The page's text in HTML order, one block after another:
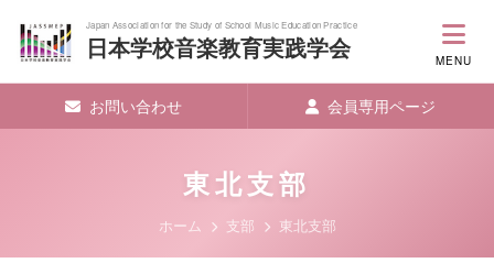
Japan Association for the Study of School Music Education Practice
日本学校音楽教育実践学会 MENU
お問い合わせ 会員専用ページ
東北支部
ホーム 支部 東北支部